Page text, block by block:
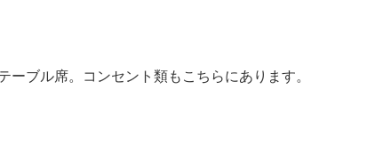
ーブル席。コンセント類もこちらにあります。